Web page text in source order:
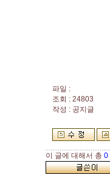
파일 :
조회 : 24803
작성 : 공지글
이 글에 대해서 총 0